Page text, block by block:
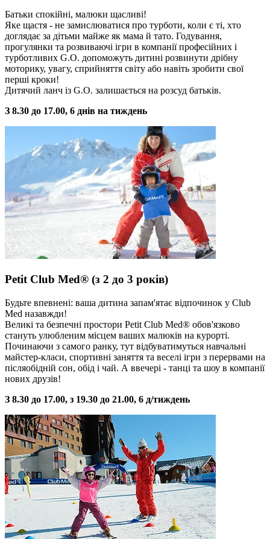
Батьки спокійні, малюки щасливі!
Яке щастя - не замислюватися про турботи, коли є ті, хто
доглядає за дітьми майже як мама й тато. Годування,
прогулянки та розвиваючі ігри в компанії професійних і
турботливих G.O. допоможуть дитині розвинути дрібну
моторику, увагу, сприйняття світу або навіть зробити свої
перші кроки!
Дитячий ланч із G.O. залишається на розсуд батьків.
З 8.30 до 17.00, 6 днів на тиждень
Petit Club Med® (з 2 до 3 років)
Будьте впевнені: ваша дитина запам'ятає відпочинок у Club
Med назавжди!
Великі та безпечні простори Petit Club Med® обов'язково
стануть улюбленим місцем ваших малюків на курорті.
Починаючи з самого ранку, тут відбуватимуться навчальні
майстер-класи, спортивні заняття та веселі ігри з перервами на
післяобідній сон, обід і чай. А ввечері - танці та шоу в компанії
нових друзів!
З 8.30 до 17.00, з 19.30 до 21.00, 6 д/тиждень